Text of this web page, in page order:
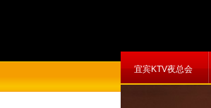
宜宾KTV夜总会